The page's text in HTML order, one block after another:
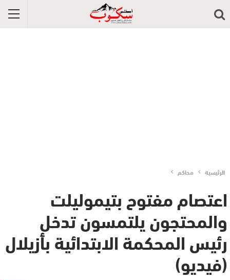
الرئيسية محاكم
اعتصام مفتوح بتيموليلت
والمحتجون يلتمسون تدخل
رئيس المحكمة الابتدائية بأزيلال
(فيديو)